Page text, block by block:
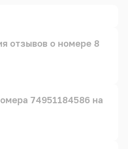
отзывов о номере 8
74951184586 на